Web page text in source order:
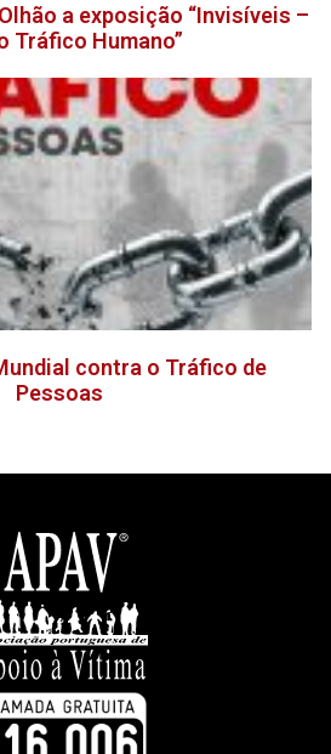
a exposição “Invisíveis –
Tráfico Humano”
contra o Tráfico de
Pessoas